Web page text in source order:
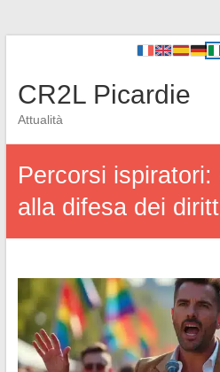
CR2L Picardie
Attualità
Percorsi
alla difesa dei